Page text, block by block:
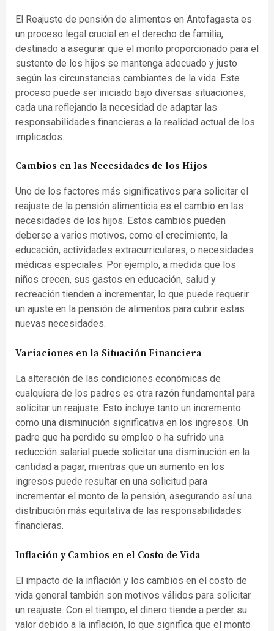
El Reajuste de pensión de alimentos en Antofagasta es
un proceso legal crucial en el derecho de familia,
destinado a asegurar que el monto proporcionado para el
sustento de los hijos se mantenga adecuado y justo
según las circunstancias cambiantes de la vida. Este
proceso puede ser iniciado bajo diversas situaciones,
cada una reflejando la necesidad de adaptar las
responsabilidades financieras a la realidad actual de los
implicados.
Cambios en las Necesidades de los Hijos
Uno de los factores más significativos para solicitar el
reajuste de la pensión alimenticia es el cambio en las
necesidades de los hijos. Estos cambios pueden
deberse a varios motivos, como el crecimiento, la
educación, actividades extracurriculares, o necesidades
médicas especiales. Por ejemplo, a medida que los
niños crecen, sus gastos en educación, salud y
recreación tienden a incrementar, lo que puede requerir
un ajuste en la pensión de alimentos para cubrir estas
nuevas necesidades.
Variaciones en la Situación Financiera
La alteración de las condiciones económicas de
cualquiera de los padres es otra razón fundamental para
solicitar un reajuste. Esto incluye tanto un incremento
como una disminución significativa en los ingresos. Un
padre que ha perdido su empleo o ha sufrido una
reducción salarial puede solicitar una disminución en la
cantidad a pagar, mientras que un aumento en los
ingresos puede resultar en una solicitud para
incrementar el monto de la pensión, asegurando así una
distribución más equitativa de las responsabilidades
financieras.
Inflación y Cambios en el Costo de Vida
El impacto de la inflación y los cambios en el costo de
vida general también son motivos válidos para solicitar
un reajuste. Con el tiempo, el dinero tiende a perder su
valor debido a la inflación, lo que significa que el monto